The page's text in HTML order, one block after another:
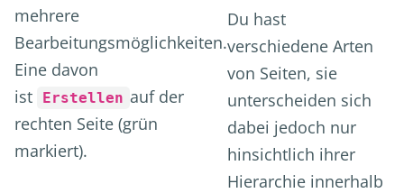
mehrere
Bearbeitungsmöglichkeiten.
Eine davon
ist
Erstellen auf der
rechten Seite (grün
markiert).
Du hast
verschiedene Arten
von Seiten, sie
unterscheiden sich
dabei jedoch nur
hinsichtlich ihrer
Hierarchie innerhalb